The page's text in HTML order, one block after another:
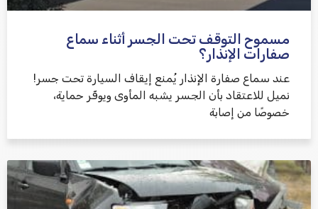
שלח משוב
مسموح التوقف تحت الجسر أثناء سماع
صفارات الإنذار؟
عند سماع صفارة الإنذار يُمنع إيقاف السيارة تحت جسر!
نميل للاعتقاد بأن الجسر يشبه المأوى ويوفّر حماية،
خصوصًا من إصابة